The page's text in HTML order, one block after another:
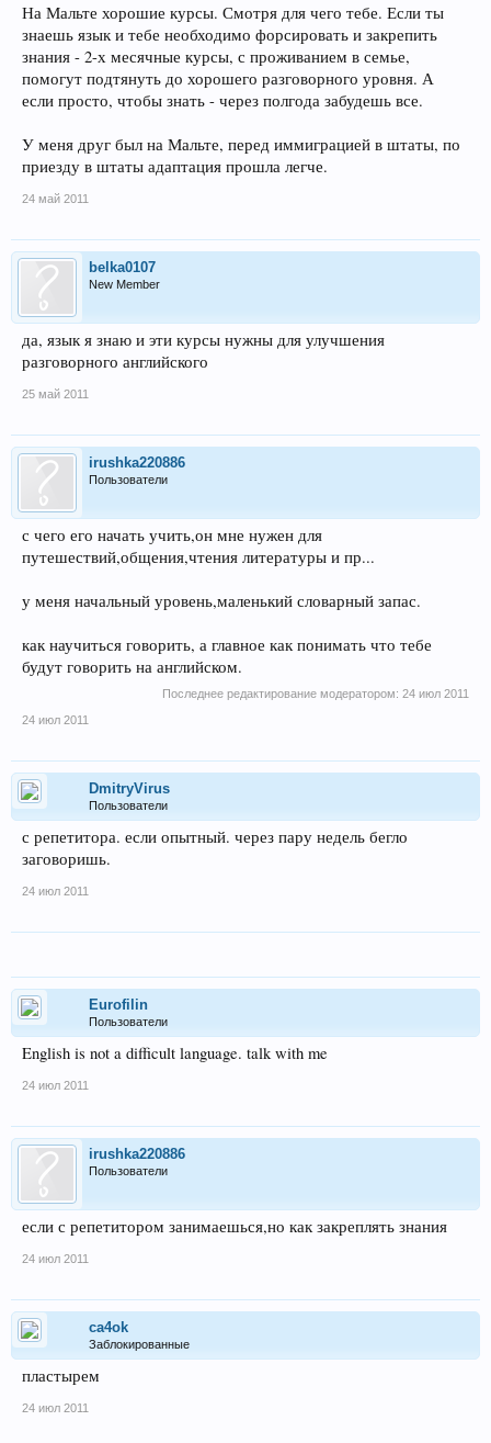
На Мальте хорошие курсы. Смотря для чего тебе. Если ты
знаешь язык и тебе необходимо форсировать и закрепить
знания - 2-х месячные курсы, с проживанием в семье,
помогут подтянуть до хорошего разговорного уровня. А
если просто, чтобы знать - через полгода забудешь все.
У меня друг был на Мальте, перед иммиграцией в штаты, по
приезду в штаты адаптация прошла легче.
24 май 2011
belka0107
New Member
да, язык я знаю и эти курсы нужны для улучшения
разговорного английского
25 май 2011
irushka220886
Пользователи
с чего его начать учить,он мне нужен для
путешествий,общения,чтения литературы и пр...
у меня начальный уровень,маленький словарный запас.
как научиться говорить, а главное как понимать что тебе
будут говорить на английском.
Последнее редактирование модератором: 24 июл 2011
24 июл 2011
DmitryVirus
Пользователи
с репетитора. если опытный. через пару недель бегло
заговоришь.
24 июл 2011
Eurofilin
Пользователи
English is not a difficult language. talk with me
24 июл 2011
irushka220886
Пользователи
если с репетитором занимаешься,но как закреплять знания
24 июл 2011
ca4ok
Заблокированные
пластырем
24 июл 2011